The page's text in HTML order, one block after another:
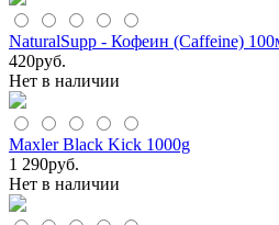
NaturalSupp - Кофеин (Caffeine)
420руб.
Нет в наличии
Maxler Black Kick 1000g
1 290руб.
Нет в наличии